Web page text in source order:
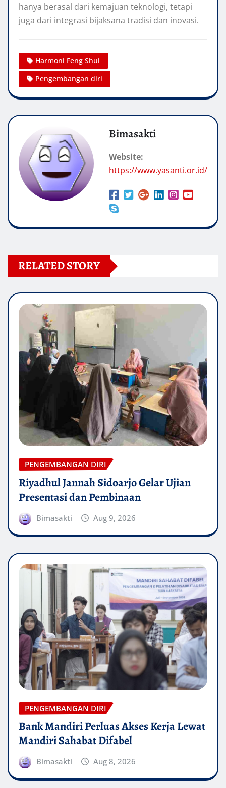
hanya berasal dari kemajuan teknologi, tetapi
juga dari integrasi bijaksana tradisi dan inovasi.
Harmoni Feng Shui
Pengembangan diri
Bimasakti
Website:
https://www.yasanti.or.id/
RELATED STORY
PENGEMBANGAN DIRI
Riyadhul Jannah Sidoarjo Gelar Ujian
Presentasi dan Pembinaan
Bimasakti Aug 9, 2026
PENGEMBANGAN DIRI
Bank Mandiri Perluas Akses Kerja Lewat
Mandiri Sahabat Difabel
Bimasakti Aug 8, 2026